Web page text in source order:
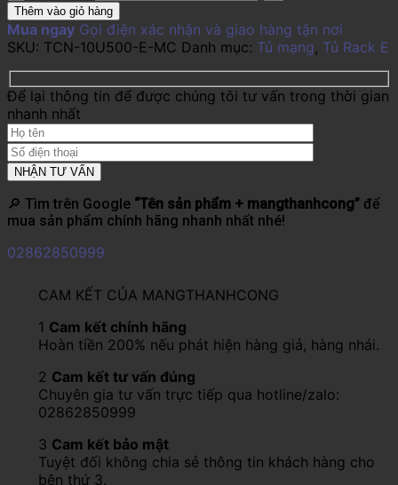
Thêm vào giỏ hàng
Mua ngay Gọi điện xác nhận và giao hàng tận nơi
SKU: TCN-10U500-E-MC Danh mục: Tủ mạng, Tủ Rack E
Để lại thông tin để được chúng tôi tư vấn trong thời gian
nhanh nhất
🔎 Tìm trên Google “Tên sản phẩm + mangthanhcong” để
mua sản phẩm chính hãng nhanh nhất nhé!
02862850999
CAM KẾT CỦA MANGTHANHCONG
1 Cam kết chính hãng
Hoàn tiền 200% nếu phát hiện hàng giả, hàng nhái.
2 Cam kết tư vấn đúng
Chuyên gia tư vấn trực tiếp qua hotline/zalo:
02862850999
3 Cam kết bảo mật
Tuyệt đối không chia sẻ thông tin khách hàng cho
bên thứ 3.